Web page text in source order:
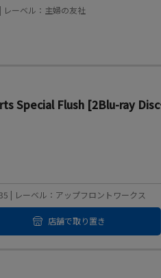
ーベル：主婦の友社
Special Flush [2Blu-ray
| レーベル：アップフロントワークス
店舗で取り置き